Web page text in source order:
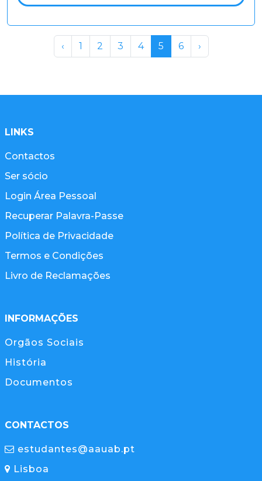
‹ 1 2 3 4 5 6 ›
LINKS
Contactos
Ser sócio
Login Área Pessoal
Recuperar Palavra-Passe
Política de Privacidade
Termos e Condições
Livro de Reclamações
INFORMAÇÕES
Orgãos Sociais
História
Documentos
CONTACTOS
estudantes@aauab.pt
Lisboa